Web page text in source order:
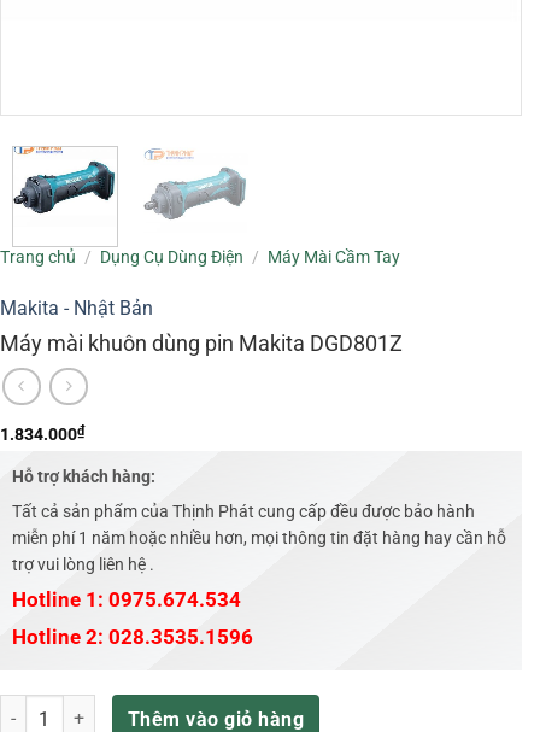
Trang chủ / Dụng Cụ Dùng Điện / Máy Mài Cầm Tay
Makita - Nhật Bản
Máy mài khuôn dùng pin Makita DGD801Z
1.834.000₫
Hỗ trợ khách hàng:
Tất cả sản phẩm của Thịnh Phát cung cấp đều được bảo hành
miễn phí 1 năm hoặc nhiều hơn, mọi thông tin đặt hàng hay cần hỗ
trợ vui lòng liên hệ .
Hotline 1: 0975.674.534
Hotline 2: 028.3535.1596
Máy mài khuôn dùng pin Makita DGD801Z số lượng
Thêm vào giỏ hàng